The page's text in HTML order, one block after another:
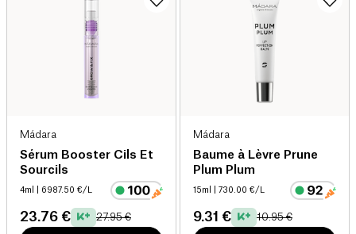
Mádara
Sérum Booster Cils Et
Sourcils
4ml | 6987.50 €/L
23.76 € 27.95 €
Mádara
Baume à Lèvre Prune
Plum Plum
15ml | 730.00 €/L
9.31 € 10.95 €